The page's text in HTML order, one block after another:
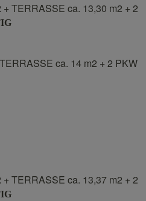
+ TERRASSE ca. 13,30 m2 + 2
ca. 14 m2 + 2 PKW
+ TERRASSE ca. 13,37 m2 + 2